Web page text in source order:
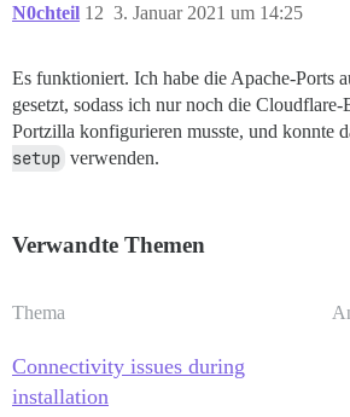
N0chteil 3. Januar 2021 um 14:25
12
Es funktioniert. Ich habe die Apache-Ports
gesetzt, sodass ich nur noch die
Portzilla konfigurieren musste, und konnte
setup verwenden.
Verwandte Themen
Thema
Connectivity issues during
installation